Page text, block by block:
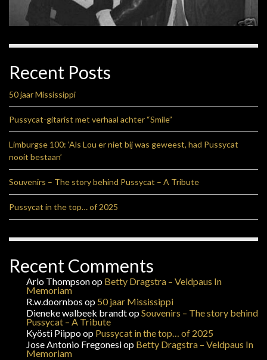
Recent Posts
50 jaar Mississippi
Pussycat-gitarist met verhaal achter “Smile”
Limburgse 100: ‘Als Lou er niet bij was geweest, had Pussycat
nooit bestaan’
Souvenirs – The story behind Pussycat – A Tribute
Pussycat in the top… of 2025
Recent Comments
Arlo Thompsonop Betty Dragstra – Veldpaus In
Memoriam
R.w.doornbos op 50 jaar Mississippi
Dieneke walbeek brandtopSouvenirs – The story behind
Pussycat – A Tribute
Kyösti Piippoop Pussycat in the top… of 2025
Jose Antonio Fregonesiop Betty Dragstra – Veldpaus In
Memoriam